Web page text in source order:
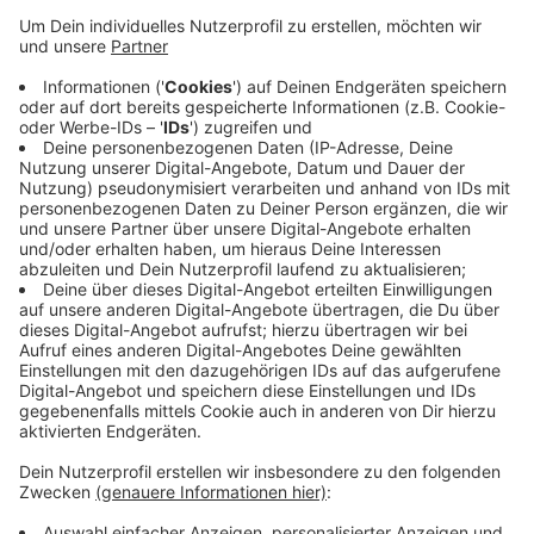
Es war fast auf den Tag genau ein Jahr lang
geschlossen. Grund war nach Angaben der Stadt
hauptsächlich Personalknappheit im Bürgerservice.
Mittlerweile wurden sieben neue Mitarbeiter
eingestellt, von denen noch vier in der Einarbeitung
sind. Die Stadt Krefeld hat die Schließzeit außerdem
dazu genutzt, das Bürgerbüro Nord zu renovieren.
Anzeige